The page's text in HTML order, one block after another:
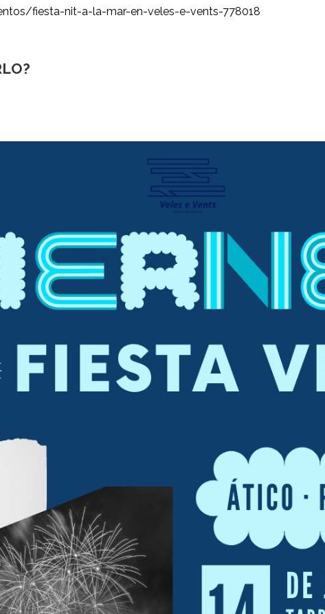
fiesta-nit-a-la-mar-en-veles-e-vents-778018